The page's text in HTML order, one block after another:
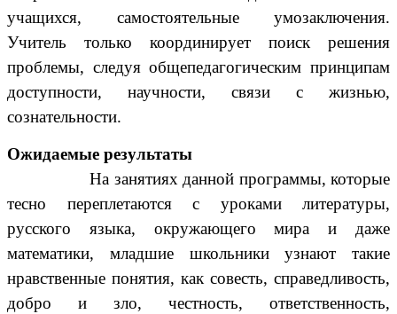
учащихся, самостоятельные умозаключения.
Учитель только координирует поиск решения
проблемы, следуя общепедагогическим принципам
доступности, научности, связи с жизнью,
сознательности.
Ожидаемые результаты
На занятиях данной программы, которые
тесно переплетаются с уроками литературы,
русского языка, окружающего мира и даже
математики, младшие школьники узнают такие
нравственные понятия, как совесть, справедливость,
добро и зло, честность, ответственность,